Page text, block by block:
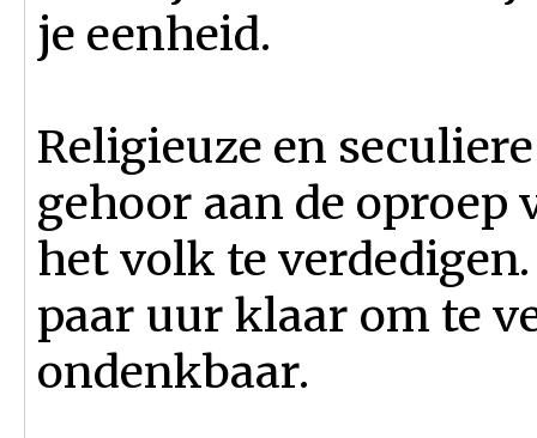
je eenheid.
Religieuze en
gehoor aan de oproep
het volk te
paar uur klaar om te
ondenkbaar.